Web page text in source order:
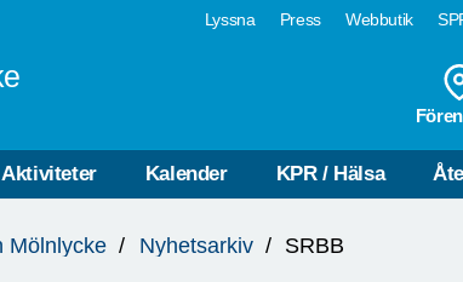
Lyssna Press Webbutik
Aktiviteter Kalender KPR / Hälsa
Mölnlycke Nyhetsarkiv SRBB